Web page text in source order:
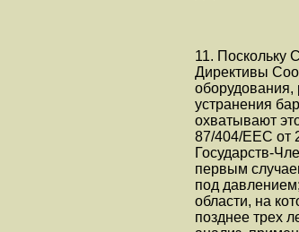
11. Поскольку
Директивы
устранения
охватывают
87/404/ЕЕС от
Государств-
первым
под
области, на
позднее трех